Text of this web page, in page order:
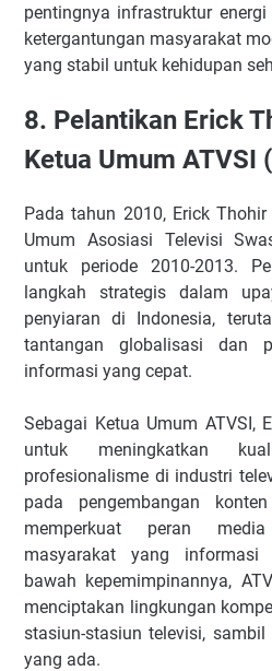
pentingnya infrastruktur
ketergantungan masyarakat
yang stabil untuk kehidupan
8. Pelantikan Erick
Ketua Umum ATVSI
Pada tahun 2010, Erick
Umum Asosiasi Televisi
untuk periode 2010-2013.
langkah strategis dalam
penyiaran di Indonesia,
tantangan globalisasi dan
informasi yang cepat.
Sebagai Ketua Umum ATVSI,
untuk meningkatkan
profesionalisme di industri
pada pengembangan
memperkuat peran
masyarakat yang
bawah kepemimpinannya,
menciptakan lingkungan
stasiun-stasiun televisi,
yang ada.